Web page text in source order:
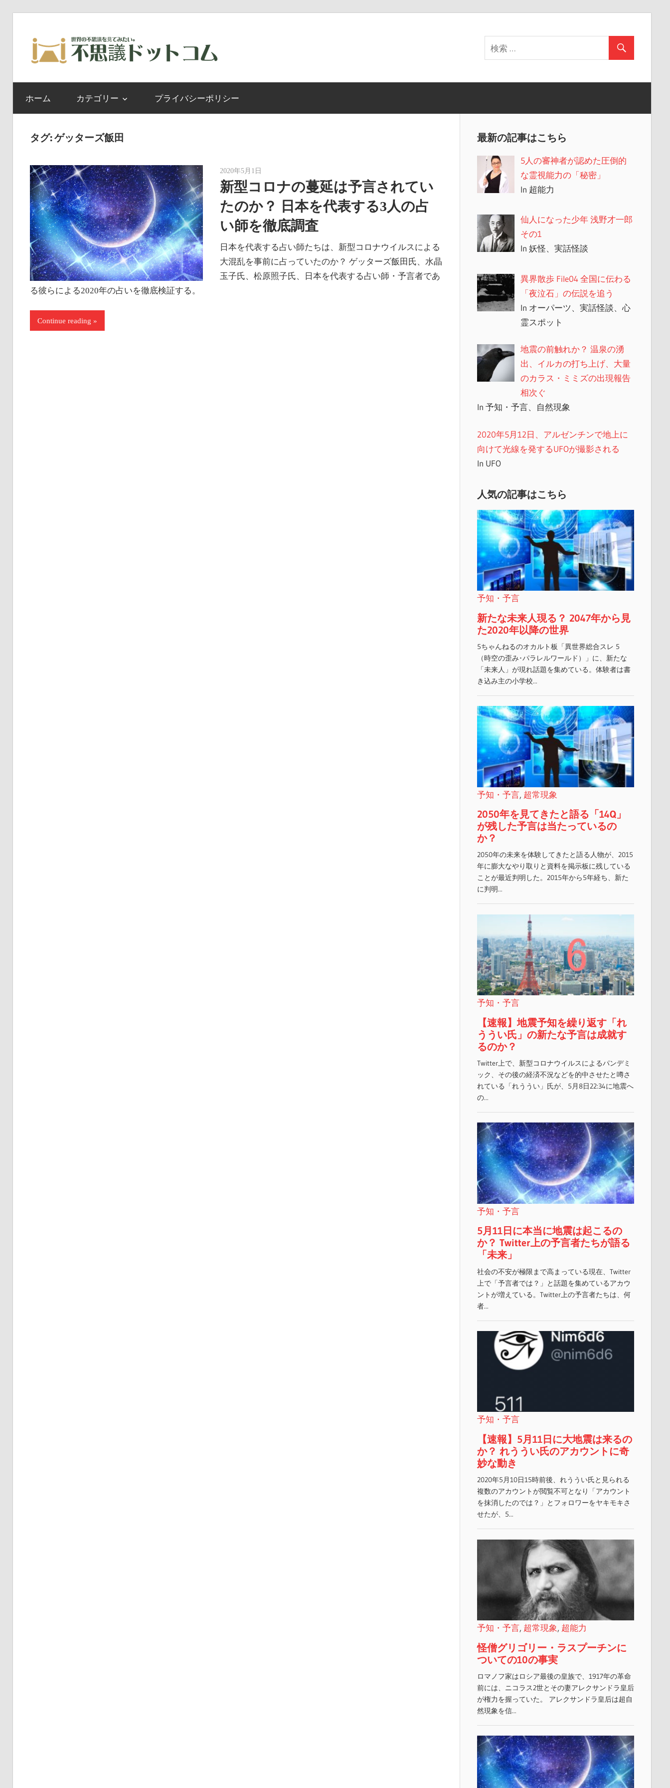
思
ド
ッ
ト
コ
界
の
不
議
見
て
み
た
い。
ホーム カテゴリー プライバシーポリシー
タグ:ゲッターズ飯田
2020年5月1日
新型コロナの蔓延は予言されてい
たのか？ 日本を代表する3人の占
い師を徹底調査
日本を代表する占い師たちは、新型コロナウイルスによる
大混乱を事前に占っていたのか？ ゲッターズ飯田氏、水晶
玉子氏、松原照子氏、日本を代表する占い師・予言者であ
る彼らによる2020年の占いを徹底検証する。
Continue reading
最新の記事はこちら
5人の審神者が認めた圧倒的
な霊視能力の「秘密」
In 超能力
仙人になった少年 浅野才一郎
その1
In 妖怪、実話怪談
異界散歩 File04 全国に伝わる
「夜泣石」の伝説を追う
In オーパーツ、実話怪談、心
霊スポット
地震の前触れか？ 温泉の湧
出、イルカの打ち上げ、大量
のカラス・ミミズの出現報告
相次ぐ
In 予知・予言、自然現象
2020年5月12日、アルゼンチンで地上に
向けて光線を発するUFOが撮影される
In UFO
人気の記事はこちら